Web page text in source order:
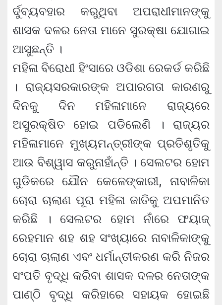
ର୍ଦୁବ୍ୟବହାର କରୁଥିବା ଅପରାଧୀମାନଙ୍କୁ
ଶାସକ ଦଳର ନେତା ମାନେ ସୁରକ୍ଷା ଯୋଗାଇ
ଆସୁଛନ୍ତି ।
ମହିଳା ବିରୋଧୀ ହିଂସାରେ ଓଡିଶା ରେକର୍ଡ କରିଛି
। ରାଜ୍ୟସରକାରଙ୍କ ଅପାରଗତା କାରଣରୁ
ଦିନକୁ ଦିନ ମହିଳାମାନେ ରାଜ୍ୟରେ
ଅସୁରକ୍ଷିତ ହୋଇ ପଡିଲେଣି । ରାଜ୍ୟର
ମହିଳାମାନେ ମୁଖ୍ୟମନ୍ତ୍ରୀଙ୍କ ପ୍ରତିଶୃତିକୁ
ଆଉ ବିଶ୍ୱାସ କରୁନାହାଁନ୍ତି । ସେଲଟର ହୋମ
ଗୁଡିକରେ ଯୌନ କେଳେଙ୍କାରୀ, ନାବାଳିକା
ଚୋରା ଚାଲାଣ ପୂରା ମହିଳା ଜାତିକୁ ଅପମାନିତ
କରିଛି । ସେଲଟର ହୋମ ନାଁରେ ଫୟାଜ୍
ରେହମାନ ଶହ ଶହ ସଂଖ୍ୟାରେ ନାବାଳିକାଙ୍କୁ
ଚୋରା ଚାଲାଣ ଏବଂ ଧର୍ମାନ୍ତୀକରଣ କରି ନିଜର
ସଂପତି ବୃଦ୍ଧି କରିବା ଶାସକ ଦଳର ନେତାଙ୍କ
ପାଣ୍ଠି ବୃଦ୍ଧି କରିହାରେ ସହାୟକ ହୋଇଛି